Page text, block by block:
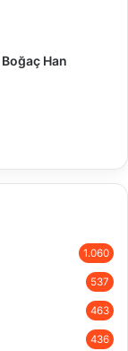
Han
1.060
537
463
436